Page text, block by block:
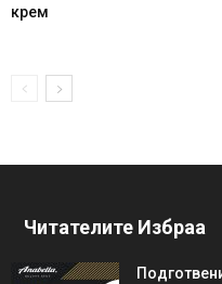
крем
Читателите Избраа